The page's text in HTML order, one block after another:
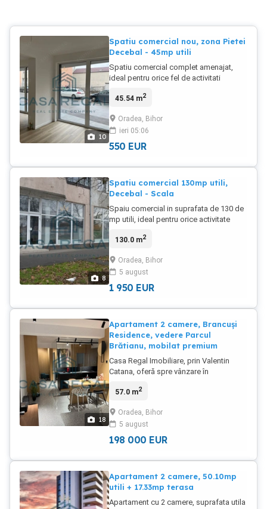
10
Spatiu comercial nou, zona Pietei
Decebal - 45mp utili
Spatiu comercial complet amenajat,
ideal pentru orice fel de activitati
situat in apropierea Pietei Decebal, pe
imediat ocupabil.
45.54 m2
Oradea, Bihor
ieri 05:06
550 EUR
8
Spatiu comercial 130mp utili,
Decebal - Scala
Spaiu comercial in suprafata de 130 de
mp utili, ideal pentru orice activitate
15.01.2026
130.0 m2
Oradea, Bihor
5 august
1 950 EUR
18
Apartament 2 camere, Brancuși
Residence, vedere Parcul
Brătianu, mobilat premium
Casa Regal Imobiliare, prin Valentin
Catana, oferă spre vânzare în
camere, situat în ansamblul rezidențial
2025, într-o zonă centrală apreciată a
orașului Oradea, în imediata apropiere a
Hotelului Elite. Proprietatea este
valoroase atuuri ale acestui apartament
este orientarea directă către Parcul
Brătianu, atât din living, cât și din
57.0 m2
Oradea, Bihor
5 august
198 000 EUR
Apartament 2 camere, 50.10mp
utili + 17.33mp terasa
Apartament cu 2 camere, suprafata utila